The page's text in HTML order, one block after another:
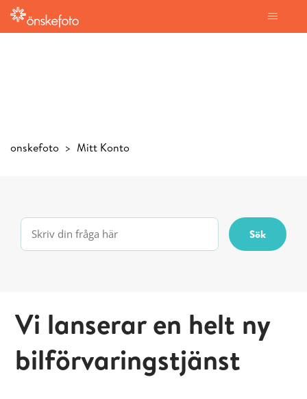
onskefoto Mitt Konto
Vi lanserar en helt ny
bilförvaringstjänst